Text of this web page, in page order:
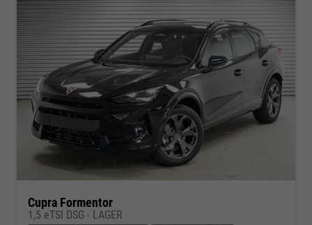
Cupra Formentor
1,5 eTSI DSG - LAGER